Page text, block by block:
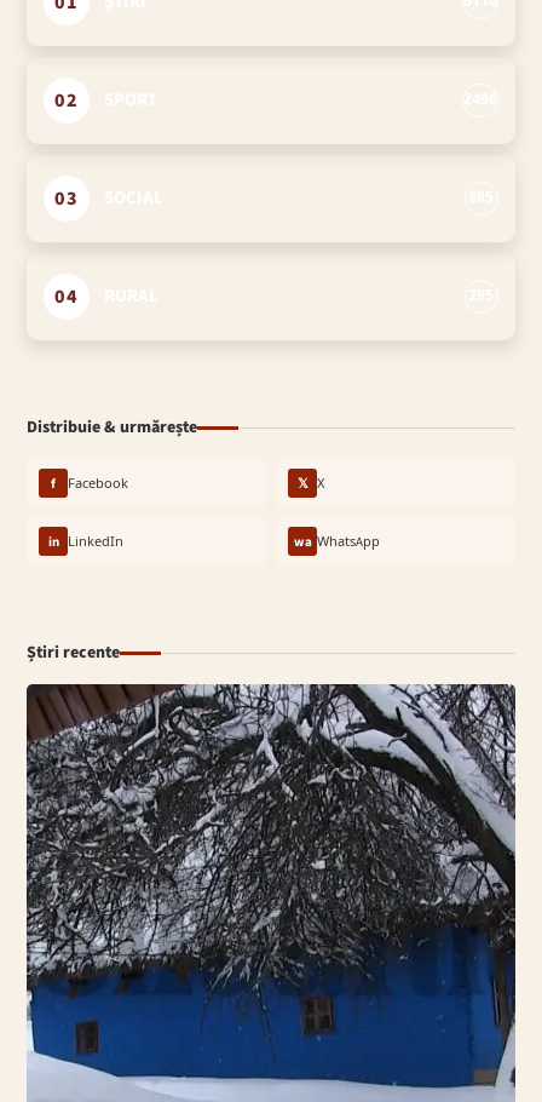
02
03
04
Distribuie & urmărește
f Facebook 𝕏 X
in LinkedIn wa WhatsApp
Știri recente